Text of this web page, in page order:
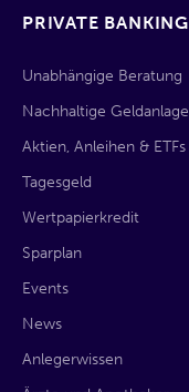
PRIVATE BANKING
Unabhängige Beratung
Nachhaltige Geldanlage
Aktien, Anleihen & ETFs
Tagesgeld
Wertpapierkredit
Sparplan
Events
News
Anlegerwissen